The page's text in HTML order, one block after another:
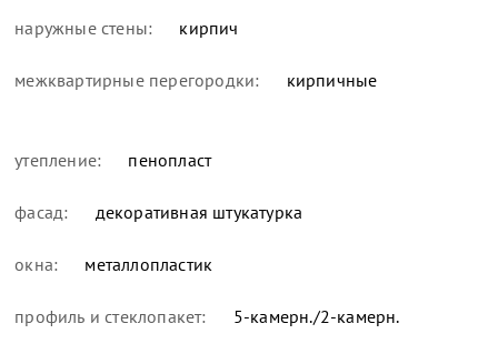
наружные стены: кирпич
межквартирные перегородки: кирпичные
утепление: пенопласт
фасад: декоративная штукатурка
окна: металлопластик
профиль и стеклопакет: 5-камерн./2-камерн.